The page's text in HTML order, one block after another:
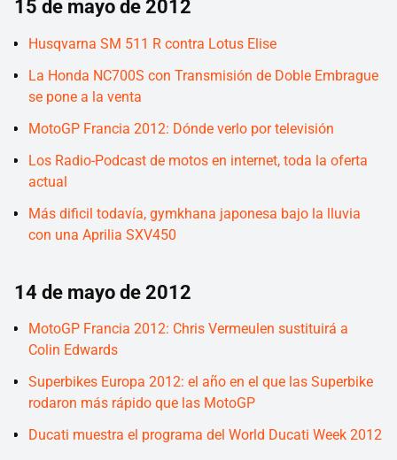
15 de mayo de 2012
Husqvarna SM 511 R contra Lotus Elise
La Honda NC700S con Transmisión de Doble Embrague
se pone a la venta
MotoGP Francia 2012: Dónde verlo por televisión
Los Radio-Podcast de motos en internet, toda la oferta
actual
Más dificil todavía, gymkhana japonesa bajo la lluvia
con una Aprilia SXV450
14 de mayo de 2012
MotoGP Francia 2012: Chris Vermeulen sustituirá a
Colin Edwards
Superbikes Europa 2012: el año en el que las Superbike
rodaron más rápido que las MotoGP
Ducati muestra el programa del World Ducati Week 2012